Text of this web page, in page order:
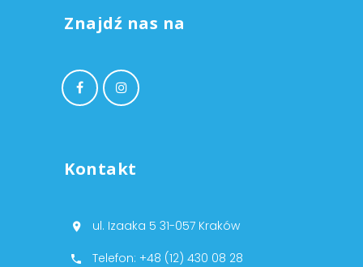
Znajdź nas na
Kontakt
ul. Izaaka 5 31-057 Kraków
Telefon: +48 (12) 430 08 28